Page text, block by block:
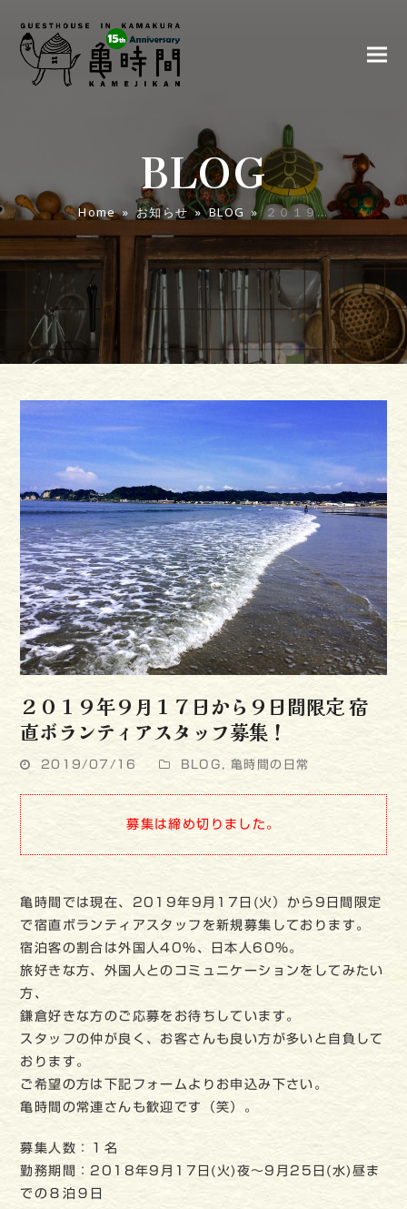
BLOG
Home» お知らせ»BLOG »２０１９…
２０１９年９月１７日から９日間限定 宿
直ボランティアスタッフ募集！
2019/07/16 BLOG ,亀時間の日常
募集は締め切りました。
亀時間では現在、2019年9月17日(火）から9日間限定
で宿直ボランティアスタッフを新規募集しております。
宿泊客の割合は外国人40％、日本人60％。
旅好きな方、外国人とのコミュニケーションをしてみたい
方、
鎌倉好きな方のご応募をお待ちしています。
スタッフの仲が良く、お客さんも良い方が多いと自負して
おります。
ご希望の方は下記フォームよりお申込み下さい。
亀時間の常連さんも歓迎です（笑）。
募集人数：１名
勤務期間：2018年9月17日(火)夜～9月25日(水)昼ま
での８泊９日